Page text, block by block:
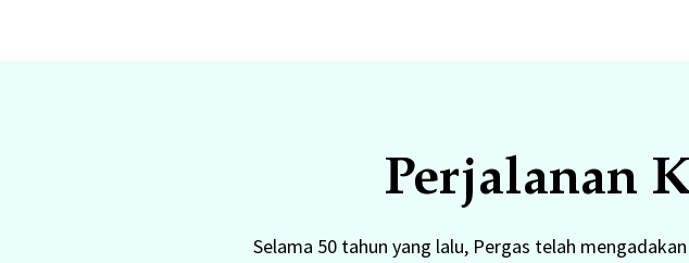
Perjalanan
Selama 50 tahun yang lalu, Pergas telah